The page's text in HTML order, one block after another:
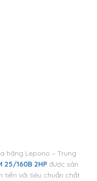
hãng Lepono – Trung
25/160B 2HP được sản
tiến với tiêu chuẩn chất